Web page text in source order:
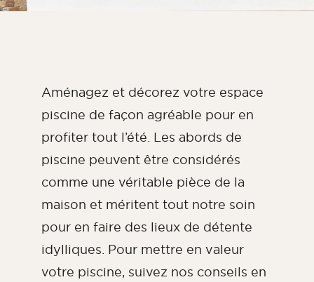
Par espace extérieur
Aménagements extérieurs
Aménagez et décorez votre espace
piscine de façon agréable pour en
profiter tout l’été. Les abords de
piscine peuvent être considérés
comme une véritable pièce de la
maison et méritent tout notre soin
pour en faire des lieux de détente
idylliques. Pour mettre en valeur
votre piscine, suivez nos conseils en